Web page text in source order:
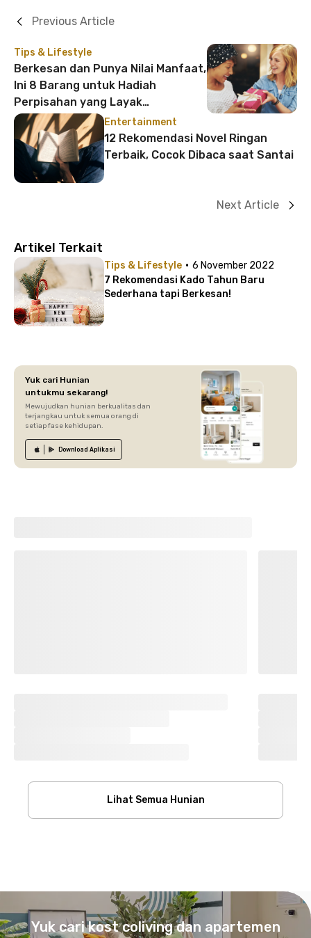
Tips & Lifestyle
Berkesan dan Punya Nilai Manfaat,
Ini 8 Barang untuk Hadiah
Perpisahan yang Layak
Dipertimbangkan
Previous Article
Entertainment
12 Rekomendasi Novel Ringan
Terbaik, Cocok Dibaca saat Santai
Next Article
Artikel Terkait
Tips & Lifestyle · 6 November 2022
7 Rekomendasi Kado Tahun Baru
Sederhana tapi Berkesan!
Yuk cari Hunian
untukmu sekarang!
Mewujudkan hunian berkualitas dan
terjangkau untuk semua orang di
setiap fase kehidupan.
Download Aplikasi
Lihat Semua Hunian
Yuk cari kost coliving dan apartemen